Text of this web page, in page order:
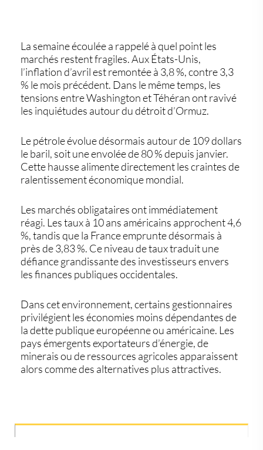
La semaine écoulée a rappelé à quel point les
marchés restent fragiles. Aux États-Unis,
l’inflation d’avril est remontée à 3,8 %, contre 3,3
% le mois précédent. Dans le même temps, les
tensions entre Washington et Téhéran ont ravivé
les inquiétudes autour du détroit d’Ormuz.
Le pétrole évolue désormais autour de 109 dollars
le baril, soit une envolée de 80 % depuis janvier.
Cette hausse alimente directement les craintes de
ralentissement économique mondial.
Les marchés obligataires ont immédiatement
réagi. Les taux à 10 ans américains approchent 4,6
%, tandis que la France emprunte désormais à
près de 3,83 %. Ce niveau de taux traduit une
défiance grandissante des investisseurs envers
les finances publiques occidentales.
Dans cet environnement, certains gestionnaires
privilégient les économies moins dépendantes de
la dette publique européenne ou américaine. Les
pays émergents exportateurs d’énergie, de
minerais ou de ressources agricoles apparaissent
alors comme des alternatives plus attractives.